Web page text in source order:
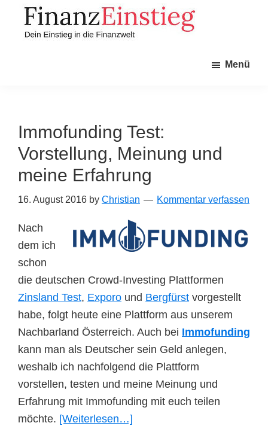
Inhalt
Seitenspalte
Finanzwelt
Menü
Immofunding Test:
Vorstellung, Meinung und
meine Erfahrung
16. August 2016 by Christian Kommentar verfassen
Nach
dem ich
schon
die deutschen Crowd-Investing Plattformen
Zinsland Test, Exporo und Bergfürst vorgestellt
habe, folgt heute eine Plattform aus unserem
Nachbarland Österreich. Auch bei Immofunding
kann man als Deutscher sein Geld anlegen,
weshalb ich nachfolgend die Plattform
vorstellen, testen und meine Meinung und
Erfahrung mit Immofunding mit euch teilen
möchte. [Weiterlesen…]